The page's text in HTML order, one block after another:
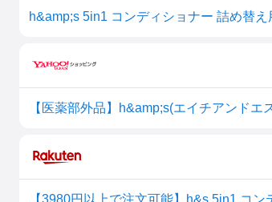
h&amp;s 5in1 コンディショナー 詰め替
【医薬部外品】h&amp;s(エイチアンド
【3980円以上で注文可能】h&s 5in1 コ